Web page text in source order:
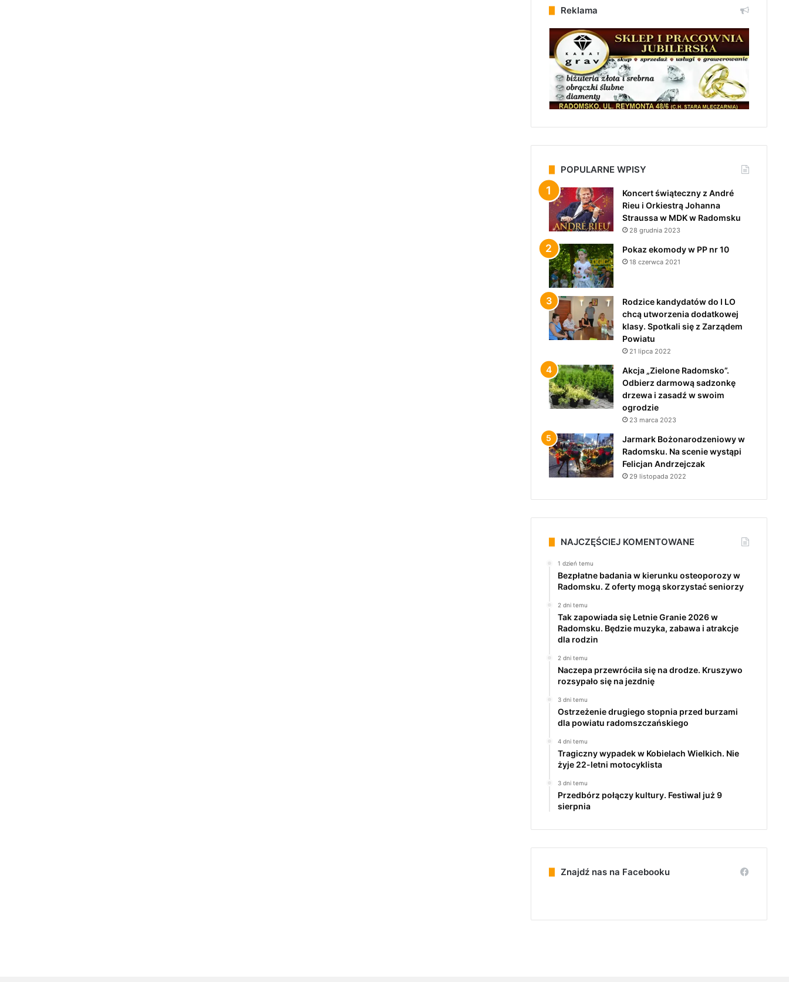
Reklama
POPULARNE WPISY
Koncert świąteczny z André
Rieu i Orkiestrą Johanna
Straussa w MDK w Radomsku
28 grudnia 2023
Pokaz ekomody w PP nr 10
18 czerwca 2021
Rodzice kandydatów do I LO
chcą utworzenia dodatkowej
klasy. Spotkali się z Zarządem
Powiatu
21 lipca 2022
Akcja „Zielone Radomsko”.
Odbierz darmową sadzonkę
drzewa i zasadź w swoim
ogrodzie
23 marca 2023
Jarmark Bożonarodzeniowy w
Radomsku. Na scenie wystąpi
Felicjan Andrzejczak
29 listopada 2022
NAJCZĘŚCIEJ KOMENTOWANE
1 dzień temu
Bezpłatne badania w kierunku osteoporozy w
Radomsku. Z oferty mogą skorzystać seniorzy
2 dni temu
Tak zapowiada się Letnie Granie 2026 w
Radomsku. Będzie muzyka, zabawa i atrakcje
dla rodzin
2 dni temu
Naczepa przewróciła się na drodze. Kruszywo
rozsypało się na jezdnię
3 dni temu
Ostrzeżenie drugiego stopnia przed burzami
dla powiatu radomszczańskiego
4 dni temu
Tragiczny wypadek w Kobielach Wielkich. Nie
żyje 22-letni motocyklista
3 dni temu
Przedbórz połączy kultury. Festiwal już 9
sierpnia
Znajdź nas na Facebooku